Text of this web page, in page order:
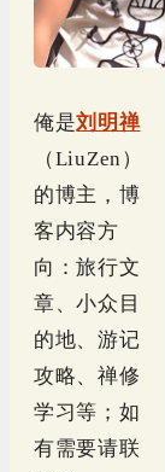
俺是刘明禅
（LiuZen）
的博主，博
客内容方
向：旅行文
章、小众目
的地、游记
攻略、禅修
学习等；如
有需要请联